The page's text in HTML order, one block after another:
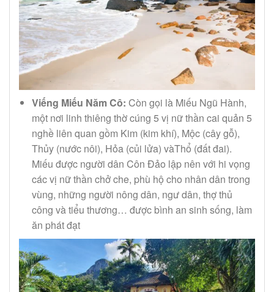
Viếng Miếu Năm Cô: Còn gọi là Miếu Ngũ Hành,
một nơi linh thiêng thờ cúng 5 vị nữ thần cai quản 5
nghề liên quan gồm Kim (kim khí), Mộc (cây gỗ),
Thủy (nước nôi), Hỏa (củi lửa) vàThổ (đất đai).
Miếu được người dân Côn Đảo lập nên với hi vọng
các vị nữ thần chở che, phù hộ cho nhân dân trong
vùng, những người nông dân, ngư dân, thợ thủ
công và tiểu thương… được bình an sinh sống, làm
ăn phát đạt